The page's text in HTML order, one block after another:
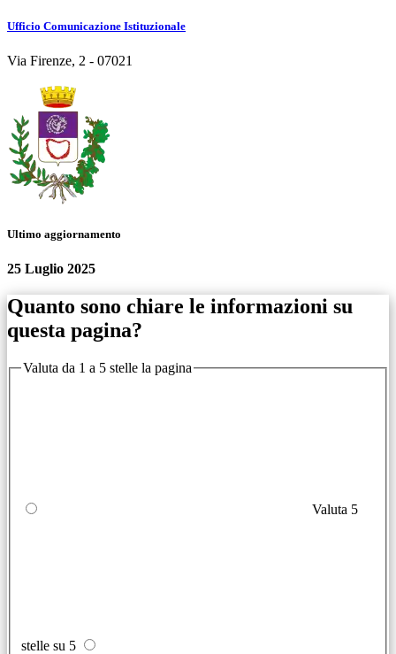
Ufficio Comunicazione Istituzionale
Via Firenze, 2 - 07021
Ultimo aggiornamento
25 Luglio 2025
Quanto sono chiare le informazioni su
questa pagina?
Valuta da 1 a 5 stelle la pagina
Valuta 5
stelle su 5